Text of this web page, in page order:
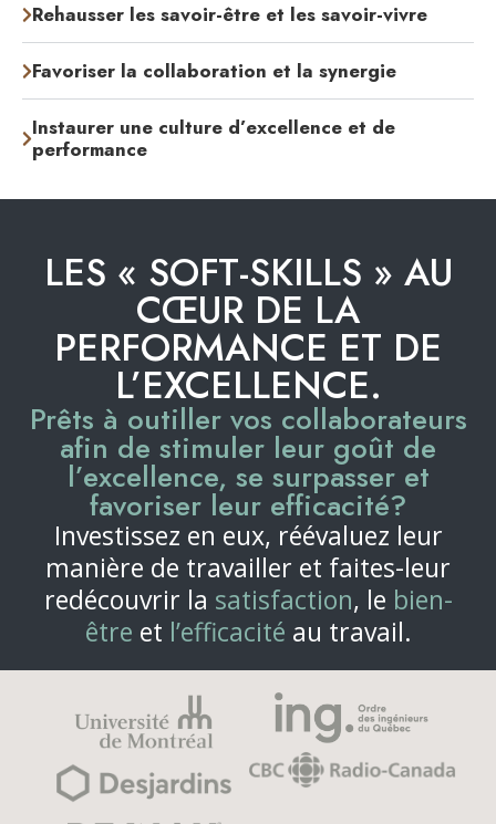
Rehausser les savoir-être et les savoir-vivre
Favoriser la collaboration et la synergie
Instaurer une culture d’excellence et de
performance
LES « SOFT-SKILLS » AU
CŒUR DE LA
PERFORMANCE ET DE
L’EXCELLENCE.
Prêts à outiller vos collaborateurs
afin de stimuler leur goût de
l’excellence, se surpasser et
favoriser leur efficacité?
Investissez en eux, réévaluez leur
manière de travailler et faites-leur
redécouvrir la satisfaction, le bien-
être et l’efficacité au travail.